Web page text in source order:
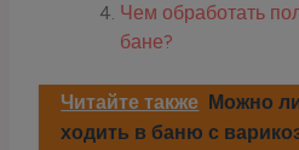
Чем обработать
бане?
Читайте также Можно
ходить в баню с